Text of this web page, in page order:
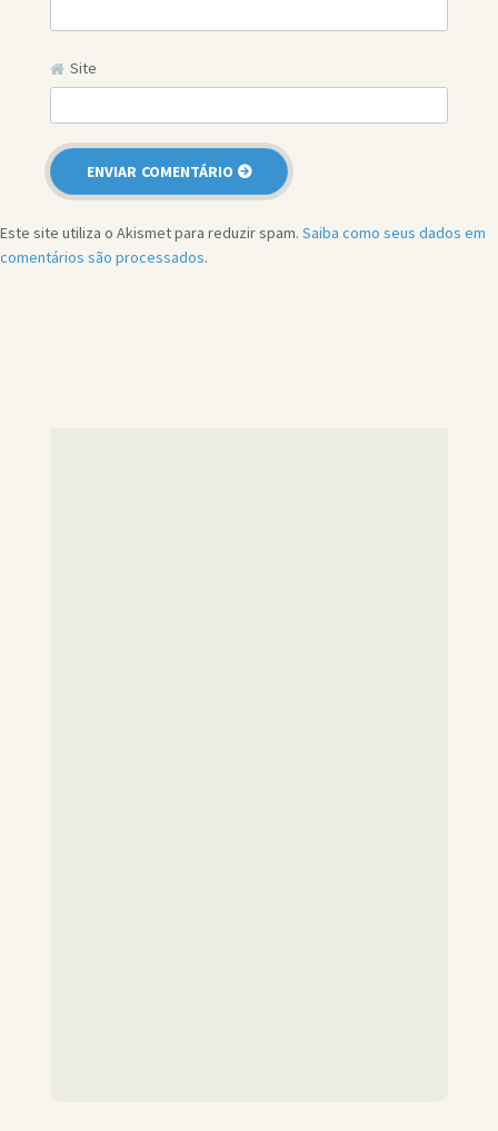
Site
Este site utiliza o Akismet para reduzir spam. Saiba como seus dados em
comentários são processados.